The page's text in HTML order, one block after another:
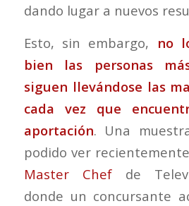
dando lugar a nuevos
Esto, sin embargo, no
bien las personas
siguen llevándose las
cada vez que
aportación. Una
podido ver
Master Chefde
donde un concursante